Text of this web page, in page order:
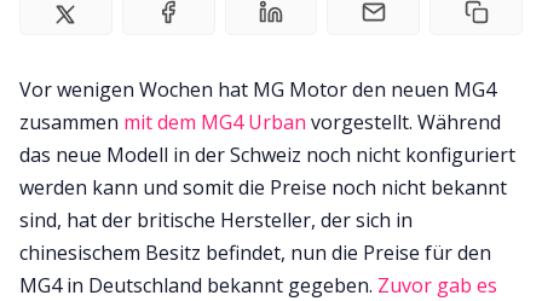
Vor wenigen Wochen hat MG Motor den neuen MG4
zusammen mit dem MG4 Urban vorgestellt. Während
das neue Modell in der Schweiz noch nicht konfiguriert
werden kann und somit die Preise noch nicht bekannt
sind, hat der britische Hersteller, der sich in
chinesischem Besitz befindet, nun die Preise für den
MG4 in Deutschland bekannt gegeben. Zuvor gab es